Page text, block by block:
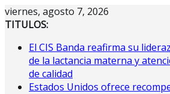
Saltar
al
viernes, agosto 7, 2026
TITULOS:
El CIS Banda reafirma su
de la lactancia materna y
de calidad
Estados Unidos ofrece